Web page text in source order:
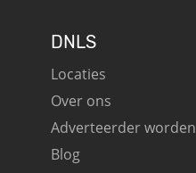
DNLS
Locaties
Over ons
Adverteerder worden
Blog